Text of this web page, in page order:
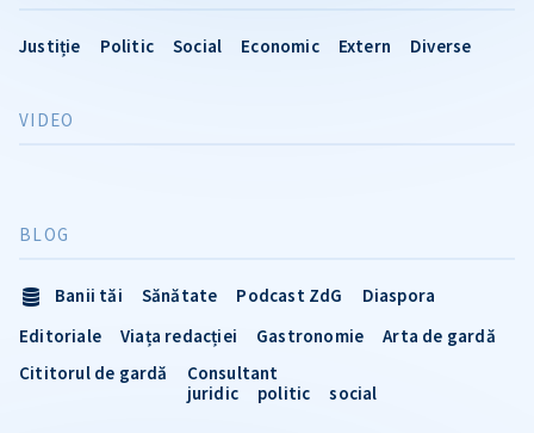
Justiție Politic Social Economic Extern Diverse
VIDEO
BLOG
Banii tăi Sănătate Podcast ZdG
Diaspora
Editoriale
Viața redacției Gastronomie
Arta de gardă
Cititorul de gardă
Consultant
juridic
politic social